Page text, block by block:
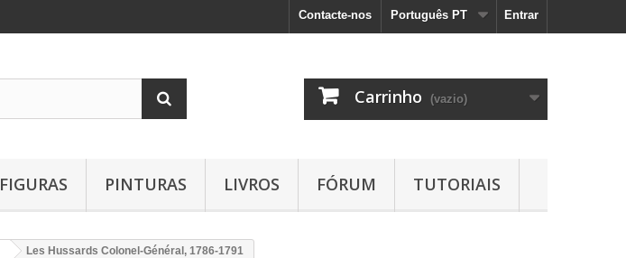
Entrar
Português PT
Contacte-nos
Carrinho (vazio)
FIGURAS PINTURAS LIVROS FÓRUM TUTORIAIS
Les Hussards Colonel-Général, 1786-1791